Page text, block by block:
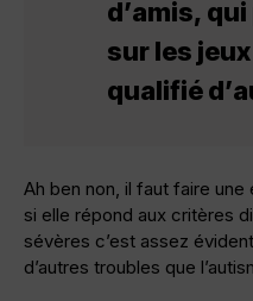
d’amis,
sur les
qualifié
Ah ben non, il faut faire une
si elle répond aux critères
sévères c’est assez
d’autres troubles que